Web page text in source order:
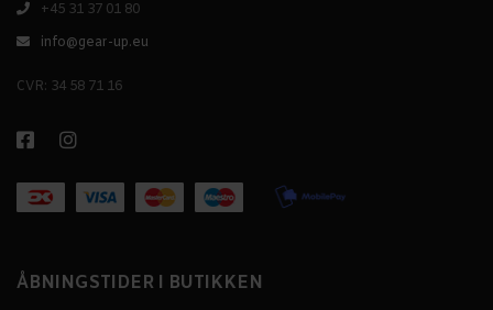
+45 31 37 01 80
info@gear-up.eu
CVR: 34 58 71 16
ÅBNINGSTIDER I BUTIKKEN